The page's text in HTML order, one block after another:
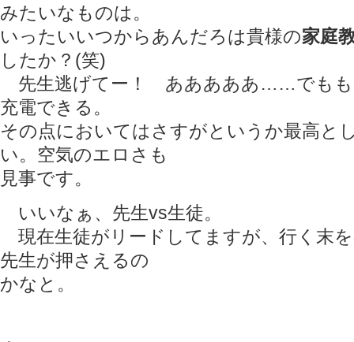
みたいなものは。
いったいいつからあんだろは貴様の家庭
したか？(笑)
先生逃げてー！ あああああ……でもも
充電できる。
その点においてはさすがというか最高と
い。空気のエロさも
見事です。
いいなぁ、先生vs生徒。
現在生徒がリードしてますが、行く末
先生が押さえるの
かなと。